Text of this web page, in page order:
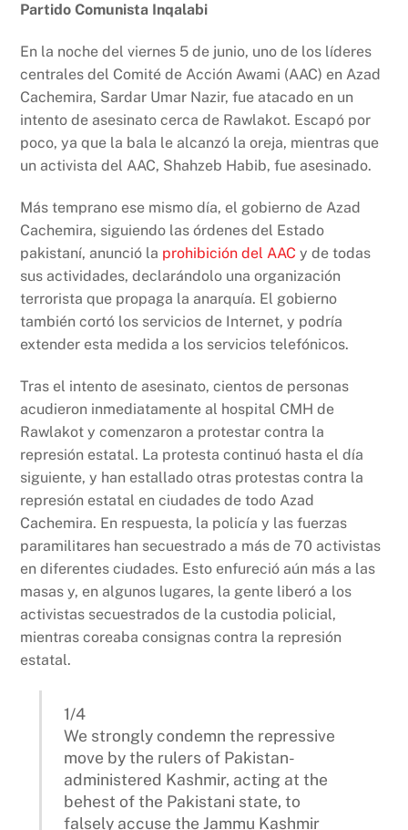
c
e
b
o
o
k
at
s
A
p
p
nt p
y
Li
n
k
Partido Comunista Inqalabi
En la noche del viernes 5 de junio, uno de los líderes
centrales del Comité de Acción Awami (AAC) en Azad
Cachemira, Sardar Umar Nazir, fue atacado en un
intento de asesinato cerca de Rawlakot. Escapó por
poco, ya que la bala le alcanzó la oreja, mientras que
un activista del AAC, Shahzeb Habib, fue asesinado.
Más temprano ese mismo día, el gobierno de Azad
Cachemira, siguiendo las órdenes del Estado
pakistaní, anunció la prohibición del AAC y de todas
sus actividades, declarándolo una organización
terrorista que propaga la anarquía. El gobierno
también cortó los servicios de Internet, y podría
extender esta medida a los servicios telefónicos.
Tras el intento de asesinato, cientos de personas
acudieron inmediatamente al hospital CMH de
Rawlakot y comenzaron a protestar contra la
represión estatal. La protesta continuó hasta el día
siguiente, y han estallado otras protestas contra la
represión estatal en ciudades de todo Azad
Cachemira. En respuesta, la policía y las fuerzas
paramilitares han secuestrado a más de 70 activistas
en diferentes ciudades. Esto enfureció aún más a las
masas y, en algunos lugares, la gente liberó a los
activistas secuestrados de la custodia policial,
mientras coreaba consignas contra la represión
estatal.
1/4
We strongly condemn the repressive
move by the rulers of Pakistan-
administered Kashmir, acting at the
behest of the Pakistani state, to
falsely accuse the Jammu Kashmir